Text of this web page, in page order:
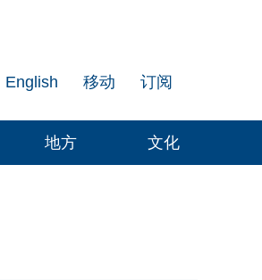
订阅
移动
English
地方 文化